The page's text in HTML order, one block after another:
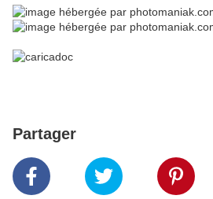
Partager